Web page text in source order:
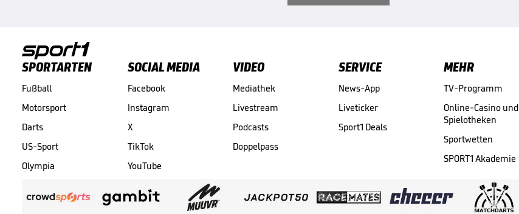
SPORTARTEN
Fußball
Motorsport
Darts
US-Sport
Olympia
SOCIAL MEDIA
Facebook
Instagram
X
TikTok
YouTube
VIDEO
Mediathek
Livestream
Podcasts
Doppelpass
SERVICE
News-App
Liveticker
Sport1 Deals
MEHR
TV-Programm
Online-Casino und
Spielotheken
Sportwetten
SPORT1 Akademie